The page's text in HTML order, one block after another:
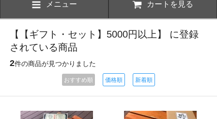
メニュー カートを見る
【【ギフト・セット】5000円以上】 に登録
されている商品
2件の商品が見つかりました
おすすめ順 価格順 新着順